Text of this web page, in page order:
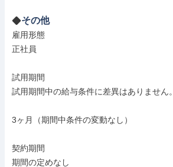
その他
雇用形態
正社員
試用期間
試用期間中の給与条件に差異はありません。
3ヶ月（期間中条件の変動なし）
契約期間
期間の定めなし